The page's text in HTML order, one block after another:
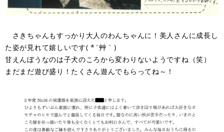
さきちゃんもすっかり大人のわんちゃんに！美人さんに成長し
た姿が見れて嬉しいです( *´艸｀)
甘えんぼうなのは子犬のころから変わりないようですね（笑）
まだまだ遊び盛り！たくさん遊んでもらってね～！